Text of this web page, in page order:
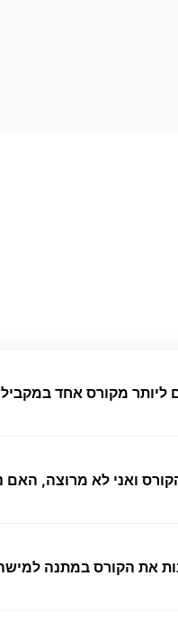
ליותר מקורס אחד
ואני לא מרוצה, האם
את הקורס במתנה